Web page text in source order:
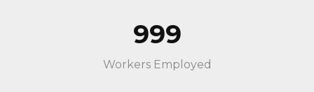
999
Workers Employed